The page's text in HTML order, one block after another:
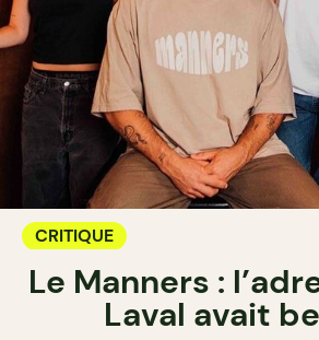
CRITIQUE
Le Manners :
Laval avait